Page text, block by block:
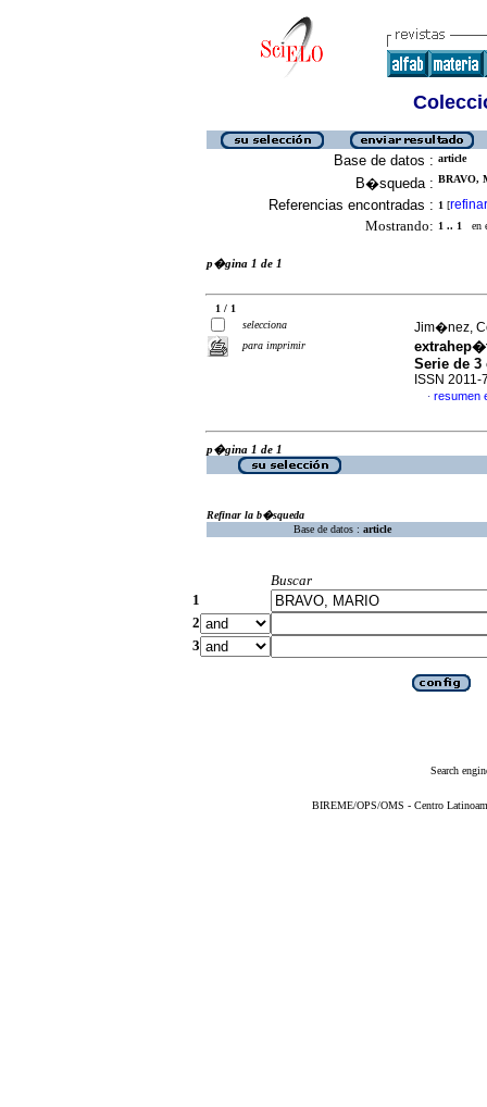
Base de datos : article
B�squeda : BRAVO,
Referencias encontradas : 1 [refinar
Mostrando: 1 .. 1 en
p�gina 1 de 1
1 / 1
selecciona
para imprimir
Jim�nez,
Serie de 3
ISSN 2011-
· resumen
p�gina 1 de 1
Refinar la b�squeda
Base de datos : article
Buscar
1
2
3
Search
BIREME/OPS/OMS - Centro